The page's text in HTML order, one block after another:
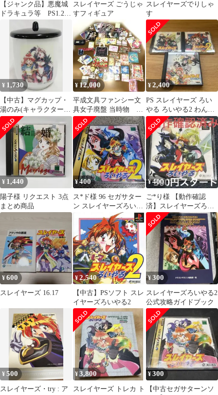
【ジャンク品】悪魔城
ドラキュラ等 PS1.2ソ
フト39本+おまけ
スレイヤーズ ごうじゃ
すフィギュア
スレイヤーズでりしゃ
す
¥ 1,730
【中古】マグカップ・
湯のみ(キャラクター)
リナ＆ナーガ 蓋付き湯
のみ 「SSソフト スレ
イヤーズろいやる」 ソ
フマップ特典
¥ 12,000
平成文具ファンシー文
具女子廃盤 当時物 激
レア 新品未使用多数
60点おまけ付き
¥2,400
PS スレイヤーズ ろい
やる ろいやる2 わんだ
ほ～ 3本セット 動作確
認済
¥ 1,440
陽子様 リクエスト 3点
まとめ商品
¥400
ス*ド様 96 セガサター
ン スレイヤーズろいや
¥400
ご*り様 【動作確認
済】スレイヤーズろい
やる PlayStation 【300
円
¥600
スレイヤーズ 16.17
¥2,540
【中古】PSソフト スレ
イヤーズろいやる2
¥300
スレイヤーズろいやる2
公式攻略ガイドブック
¥500
スレイヤーズ・try : ア
¥3,800
スレイヤーズ トレカ ト
¥300
【中古セガサターンソ